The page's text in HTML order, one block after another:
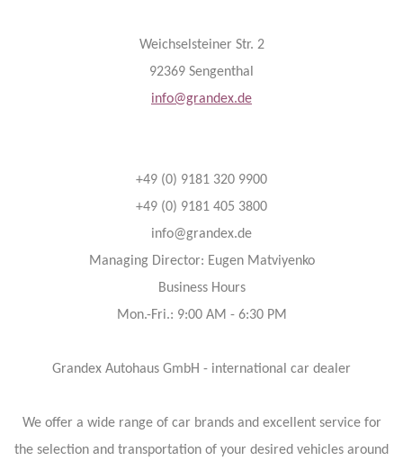
Weichselsteiner Str. 2
92369 Sengenthal
info@grandex.de
+49 (0) 9181 320 9900
+49 (0) 9181 405 3800
info@grandex.de
Managing Director: Eugen Matviyenko
Business Hours
Mon.-Fri.: 9:00 AM - 6:30 PM
Grandex Autohaus GmbH - international car dealer
We offer a wide range of car brands and excellent service for
the selection and transportation of your desired vehicles around